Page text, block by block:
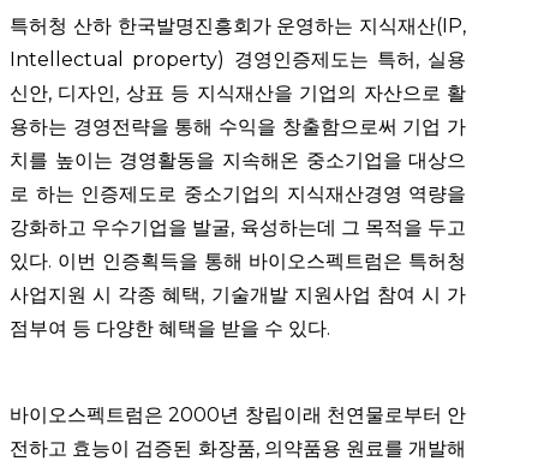
특허청 산하 한국발명진흥회가 운영하는 지식재산(IP,
Intellectual property) 경영인증제도는 특허, 실용
신안, 디자인, 상표 등 지식재산을 기업의 자산으로 활
용하는 경영전략을 통해 수익을 창출함으로써 기업 가
치를 높이는 경영활동을 지속해온 중소기업을 대상으
로 하는 인증제도로 중소기업의 지식재산경영 역량을
강화하고 우수기업을 발굴, 육성하는데 그 목적을 두고
있다. 이번 인증획득을 통해 바이오스펙트럼은 특허청
사업지원 시 각종 혜택, 기술개발 지원사업 참여 시 가
점부여 등 다양한 혜택을 받을 수 있다.
바이오스펙트럼은 2000년 창립이래 천연물로부터 안
전하고 효능이 검증된 화장품, 의약품용 원료를 개발해